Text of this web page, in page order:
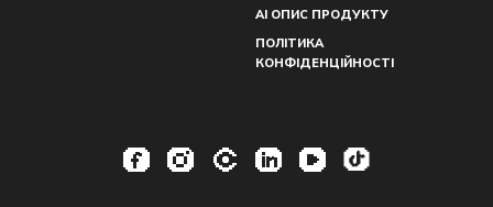
AI ОПИС ПРОДУКТУ
ПОЛІТИКА
КОНФІДЕНЦІЙНОСТІ